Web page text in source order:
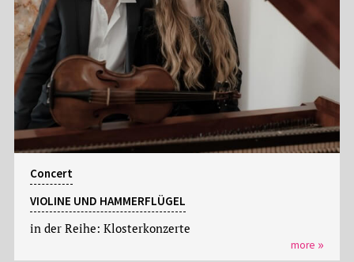
Concert
VIOLINE UND HAMMERFLÜGEL
in der Reihe: Klosterkonzerte
more